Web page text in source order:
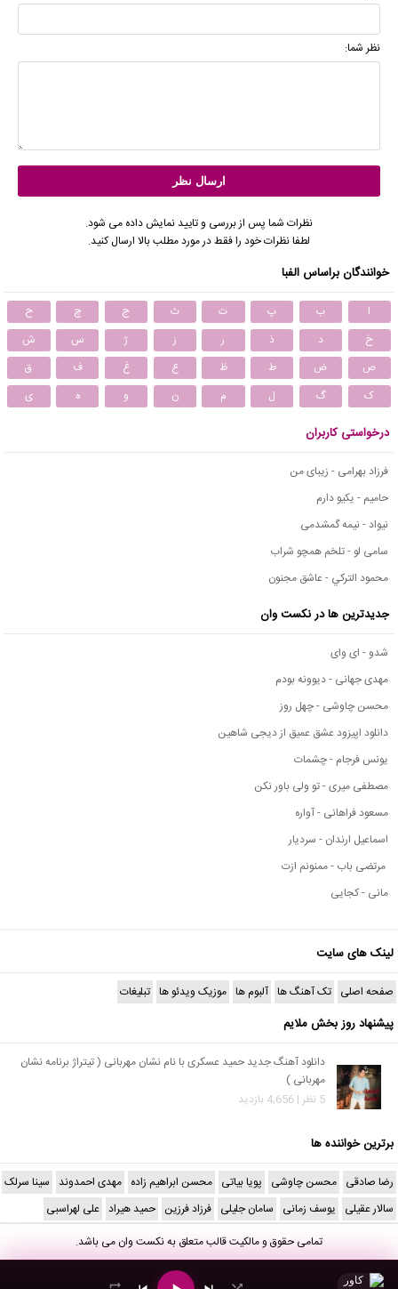
نظر شما:
نظرات شما پس از بررسی و تایید نمایش داده می شود.
لطفا نظرات خود را فقط در مورد مطلب بالا ارسال کنید.
خوانندگان براساس الفبا
ا ب پ ت ث ج چ
ح
خ
د ذ ر ز ژ س
ش
ص
ض ط ظ ع غ ف
ق
ک
گ ل م ن و ه ی
درخواستی کاربران
فرزاد بهرامی - زیبای من
حامیم - یکیو دارم
نیواد - نیمه گمشدمی
سامی لو - تلخم همچو شراب
محمود التركي - عاشق مجنون
جدیدترین ها در نکست وان
شدو - ای وای
مهدی جهانی - دیوونه بودم
محسن چاوشی - چهل روز
دانلود اپیزود عشق عمیق از دیجی شاهین
یونس فرجام - چشمات
مصطفی میری - تو ولی باور نکن
مسعود فراهانی - آواره
اسماعیل ارندان - سردیار
مرتضی باب - ممنونم ازت
مانی - کجایی
لینک های سایت
صفحه اصلی تک آهنگ ها آلبوم ها موزیک ویدئو ها تبلیغات
پیشنهاد روز بخش ملایم
دانلود آهنگ جدید حمید عسکری با نام نشان مهربانی ( تیتراژ برنامه نشان
مهربانی )
5 نظر | 4,656 بازدید
برترین خواننده ها
رضا صادقی محسن چاوشی پویا بیاتی محسن ابراهیم زاده مهدی احمدوند سینا سرلک
سالار عقیلی یوسف زمانی سامان جلیلی فرزاد فرزین حمید هیراد علی لهراسبی
تمامی حقوق و مالکیت قالب متعلق بهنکست وانمی باشد.